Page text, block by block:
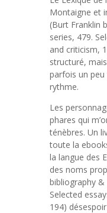
Montaigne et
(Burt Franklin
series, 479.
and criticism,
structuré,
parfois un
rythme.
Les
phares qui
ténèbres. Un
toute la
la langue des
des noms
bibliography &
Selected
194) désespoir